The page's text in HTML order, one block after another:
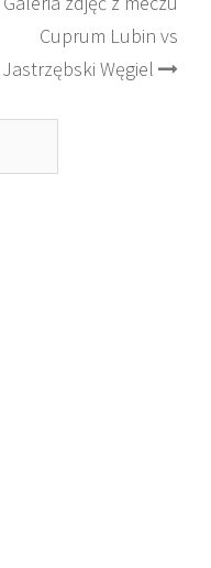
Cuprum Lubin vs
Jastrzębski Węgiel